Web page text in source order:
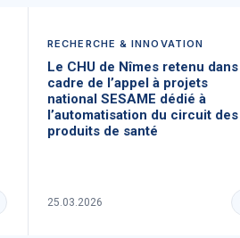
RECHERCHE & INNOVATION
Le CHU de Nîmes retenu
cadre de l’appel à projets
national SESAME dédié à
l’automatisation du circuit des
produits de santé
25.03.2026